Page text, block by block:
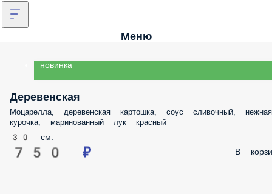
Меню
новинка
Деревенская
Моцарелла, деревенская картошка, соус сливочный, нежная
курочка, маринованный лук красный
30 см.
750 ₽ В